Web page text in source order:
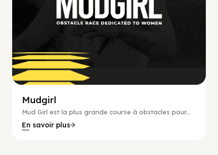
Mudgirl
Mud Girl est la plus grande course à obstacles pour...
En savoir plus